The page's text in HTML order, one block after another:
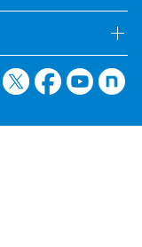
X（旧Twitter）
Facebook